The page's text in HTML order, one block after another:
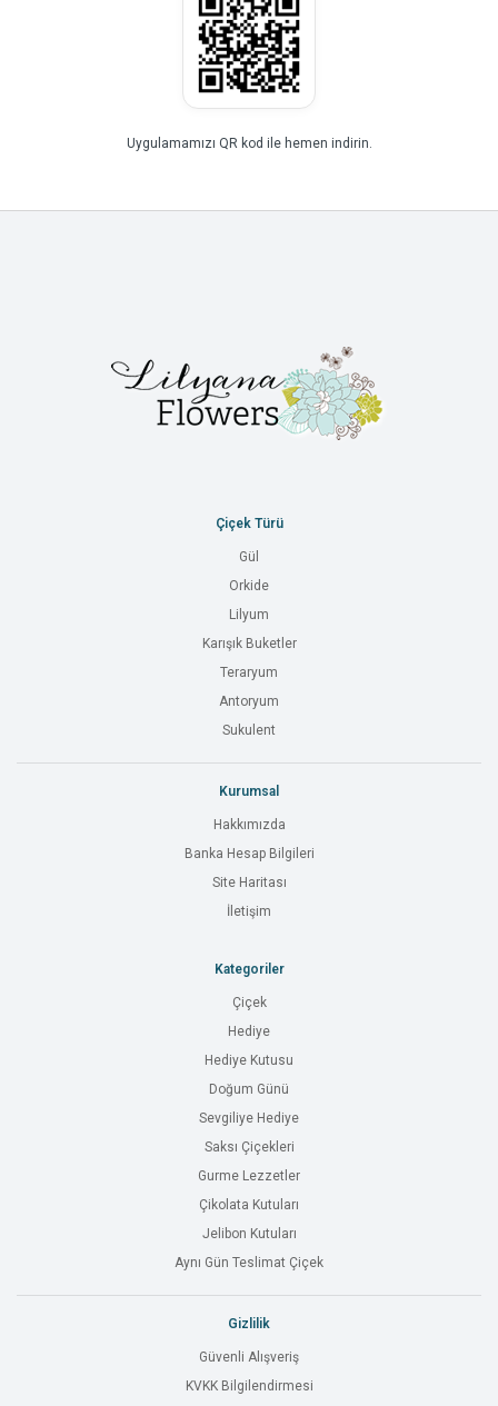
Uygulamamızı QR kod ile hemen indirin.
Çiçek Türü
Gül
Orkide
Lilyum
Karışık Buketler
Teraryum
Antoryum
Sukulent
Kurumsal
Hakkımızda
Banka Hesap Bilgileri
Site Haritası
İletişim
Kategoriler
Çiçek
Hediye
Hediye Kutusu
Doğum Günü
Sevgiliye Hediye
Saksı Çiçekleri
Gurme Lezzetler
Çikolata Kutuları
Jelibon Kutuları
Aynı Gün Teslimat Çiçek
Gizlilik
Güvenli Alışveriş
KVKK Bilgilendirmesi